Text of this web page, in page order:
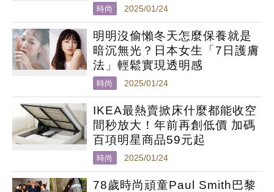
時尚 2025/01/24
明明沒偷懶冬天怎麼保養就是
暗沉無光？日本女生「7日護膚
法」輕鬆實現透明感
時尚 2025/01/24
IKEA最熱賣掀床什麼都能收空
間秒放大！年前再創低價 加碼
百項明星商品59元起
時尚 2025/01/24
78歲時尚頑童Paul Smith巴黎